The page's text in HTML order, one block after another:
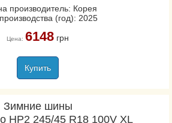
производитель: Корея
(год): 2025
Цена: 6148грн
Купить
Зимние шины
HP2 245/45 R18 100V XL